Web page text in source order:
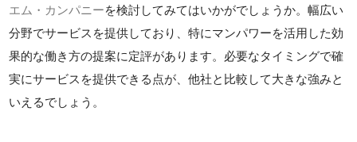
エム・カンパニーを検討してみてはいかがでしょうか。幅広い
分野でサービスを提供しており、特にマンパワーを活用した効
果的な働き方の提案に定評があります。必要なタイミングで確
実にサービスを提供できる点が、他社と比較して大きな強みと
いえるでしょう。